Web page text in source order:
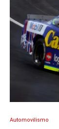
Automovilismo